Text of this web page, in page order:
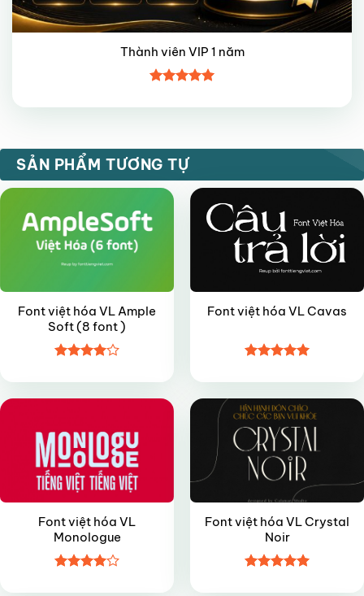
Thành viên VIP 1 năm
hạng55
SẢN PHẨM TƯƠNG TỰ
VIP
Font việt hóa VL Ample
Soft (8 font )
xếp hạng
45 sao
Font việt hóa VL Cavas
hạng55
sao
Font việt hóa VL
Monologue
xếp hạng
Font việt hóa VL Crystal
Noir
hạng55